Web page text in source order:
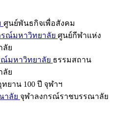
ศูนย์พันธกิจเพื่อสังคม
ณ์มหาวิทยาลัย ศูนย์กีฬาแห่ง
ลัย
มหาวิทยาลัย ธรรมสถาน
ลัย
ทยาน 100 ปี จุฬาฯ
าลัย จุฬาลงกรณ์ราชบรรณาลัย